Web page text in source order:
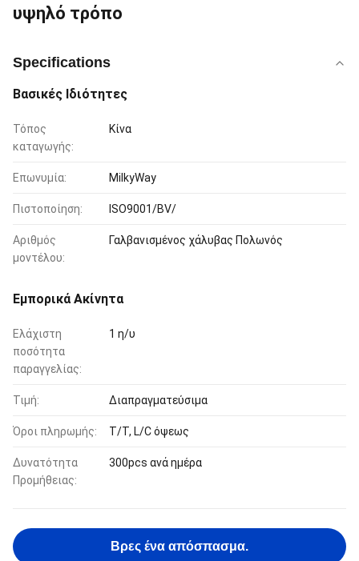
υψηλό τρόπο
Specifications
Βασικές Ιδιότητες
Τόπος
καταγωγής:
Κίνα
Επωνυμία: MilkyWay
Πιστοποίηση: ISO9001/BV/
Αριθμός
μοντέλου:
Γαλβανισμένος χάλυβας Πολωνός
Εμπορικά Ακίνητα
Ελάχιστη
ποσότητα
παραγγελίας:
1 η/υ
Τιμή: Διαπραγματεύσιμα
Όροι πληρωμής: T/T, L/C όψεως
Δυνατότητα
Προμήθειας:
300pcs ανά ημέρα
Βρες ένα απόσπασμα.